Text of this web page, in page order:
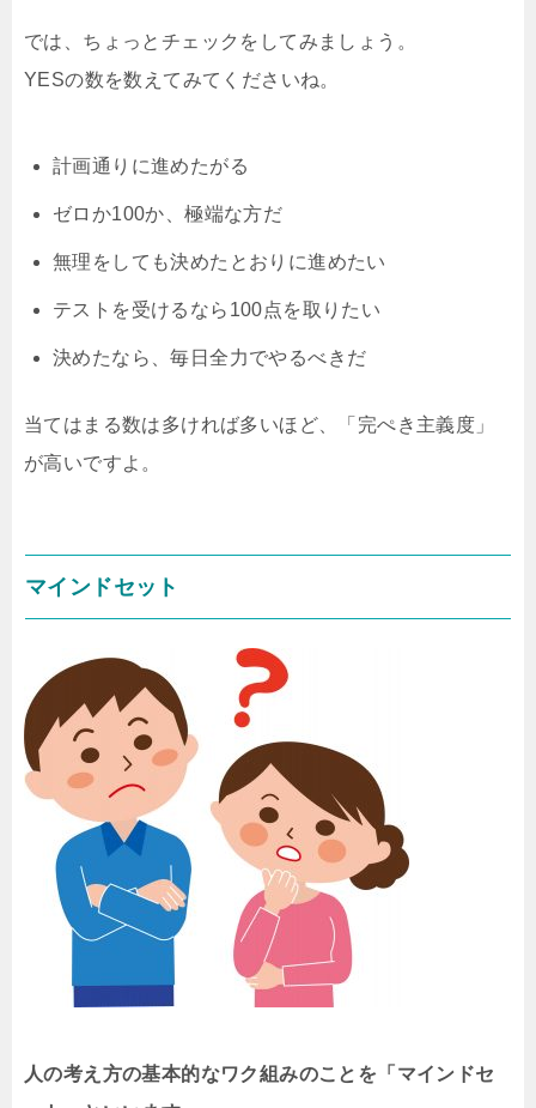
では、ちょっとチェックをしてみましょう。
YESの数を数えてみてくださいね。
計画通りに進めたがる
ゼロか100か、極端な方だ
無理をしても決めたとおりに進めたい
テストを受けるなら100点を取りたい
決めたなら、毎日全力でやるべきだ
当てはまる数は多ければ多いほど、「完ぺき主義度」
が高いですよ。
マインドセット
人の考え方の基本的なワク組みのことを「マインドセ